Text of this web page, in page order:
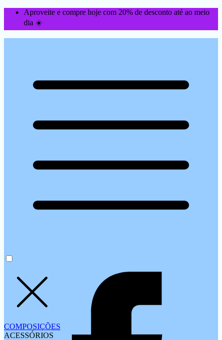
Aproveite e compre hoje com 20% de desconto até ao meio
dia ☀️
COMPOSIÇÕES
ACESSÓRIOS